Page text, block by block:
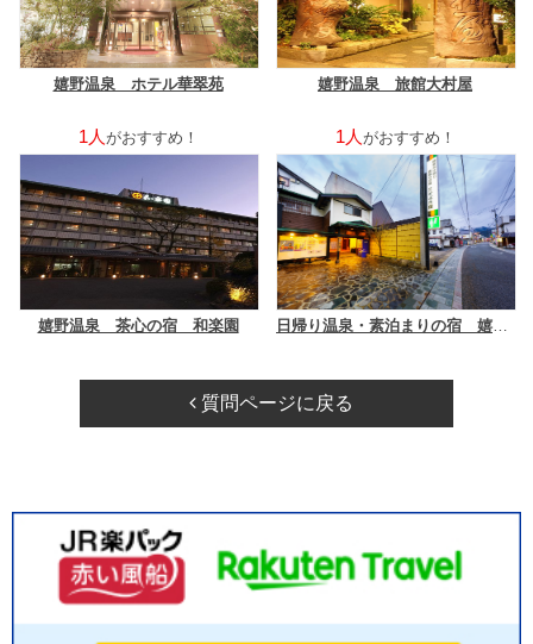
嬉野温泉 ホテル華翠苑 嬉野温泉 旅館大村屋
1人 がおすすめ！
嬉野温泉 茶心の宿 和楽園
1人 がおすすめ！
質問ページに戻る